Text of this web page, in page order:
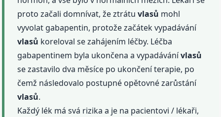
proto začali domnívat, že ztrátuvlasů mohl
vyvolat gabapentin, protože začátek vypadávání
vlasů koreloval se zahájením léčby. Léčba
gabapentinem byla ukončena a vypadávánívlasů
se zastavilo dva měsíce po ukončení terapie, po
čemž následovalo postupné opětovné zarůstání
vlasů.
Každý lék má svá rizika a je na pacientovi / lékaři,